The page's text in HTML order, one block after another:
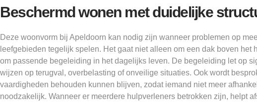
Beschermd wonen met duidelijke
Deze woonvorm bij Apeldoorn kan nodig zijn wanneer problemen op
leefgebieden tegelijk spelen. Het gaat niet alleen om een dak boven het
om passende begeleiding in het dagelijks leven. De begeleiding let op
wijzen op terugval, overbelasting of onveilige situaties. Ook wordt
vaardigheden behouden kunnen blijven, zodat iemand niet meer
noodzakelijk. Wanneer er meerdere hulpverleners betrokken zijn, helpt